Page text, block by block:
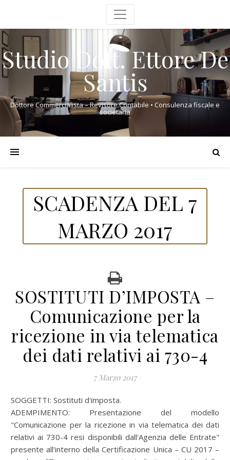
Studio Dott. Ettore De
Santis
Dottore Commercialista – Revisore Contabile • Consulenza fiscale e
societaria
SCADENZA DEL 7
MARZO 2017
SOSTITUTI D’IMPOSTA –
Comunicazione per la
ricezione in via telematica
dei dati relativi ai 730-4
7 Marzo 2017
SOGGETTI: Sostituti d'imposta.
ADEMPIMENTO: Presentazione del modello
"Comunicazione per la ricezione in via telematica dei dati
relativi ai 730-4 resi disponibili dall'Agenzia delle Entrate"
presente all'interno della Certificazione Unica – CU 2017 –